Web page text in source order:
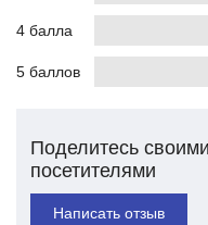
4 балла
5 баллов
Поделитесь
посетителями
Написать отзыв